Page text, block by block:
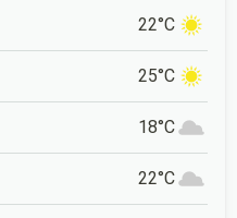
22°C
25°C
18°C
22°C